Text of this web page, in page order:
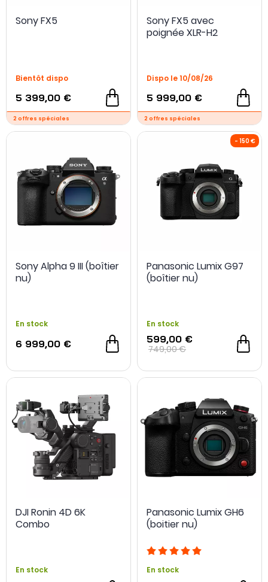
DJI Mic Mini OFFERT
- 350 €
- 200 €
Sony FX5
Bientôt dispo
5 399,00 €
Sony FX5 avec
poignée XLR-H2
Dispo le 10/08/26
5 999,00 €
Sony Alpha 9 III (boîtier
nu)
En stock
6 999,00 €
Panasonic Lumix G97
(boîtier nu)
En stock
599,00 €
749,00 €
DJI Ronin 4D 6K
Combo
En stock
Panasonic Lumix GH6
(boitier nu)
En stock